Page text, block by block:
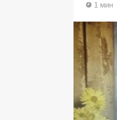
1 мин